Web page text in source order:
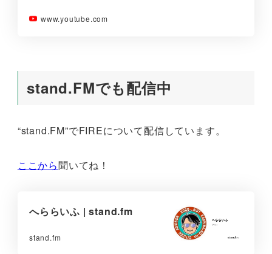
www.youtube.com
stand.FMでも配信中
“stand.FM”でFIREについて配信しています。
ここから聞いてね！
へららいふ | stand.fm
stand.fm